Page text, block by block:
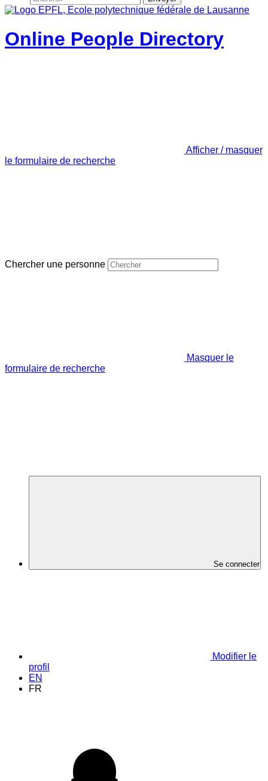
Online People Directory
Afficher / masquer
le formulaire de recherche
Chercher une personne
Masquer le
formulaire de recherche
Se connecter
Modifier le
profil
EN
FR